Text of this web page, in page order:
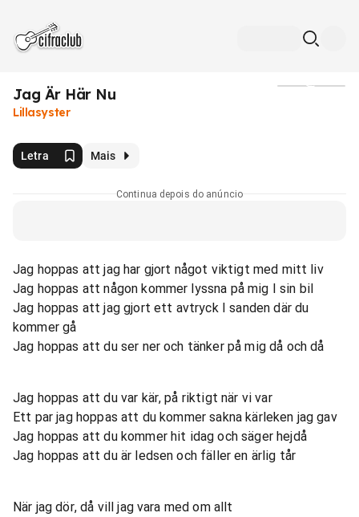
Jag Är Här Nu
Lillasyster
Letra Mais
Continua depois do anúncio
Jag hoppas att jag har gjort något viktigt med mitt liv
Jag hoppas att någon kommer lyssna på mig I sin bil
Jag hoppas att jag gjort ett avtryck I sanden där du
kommer gå
Jag hoppas att du ser ner och tänker på mig då och då
Jag hoppas att du var kär, på riktigt när vi var
Ett par jag hoppas att du kommer sakna kärleken jag gav
Jag hoppas att du kommer hit idag och säger hejdå
Jag hoppas att du är ledsen och fäller en ärlig tår
När jag dör, då vill jag vara med om allt